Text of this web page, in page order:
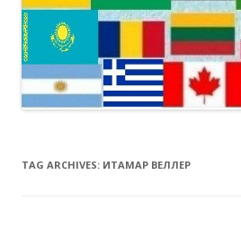
TAG ARCHIVES: ИТАМАР ВЕЛЛЕР